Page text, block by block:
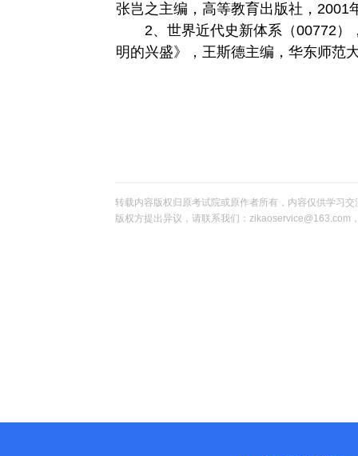
张岂之主编，高等教育出版社，2001
2、世界近代史新体系（00772）
明的兴盛》，王斯德主编，华东师范
转载内容版权归原考试院或原作者所有，内容仅供学习
版权方提出异议，请联系我们：zikaoservice@163.com